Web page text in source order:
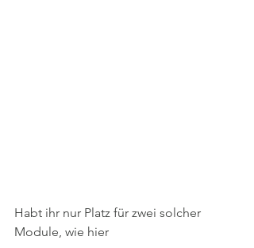
Habt ihr nur Platz für zwei solcher
Module, wie hier